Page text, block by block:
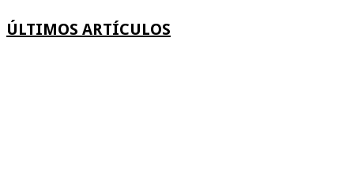
ÚLTIMOS ARTÍCULOS